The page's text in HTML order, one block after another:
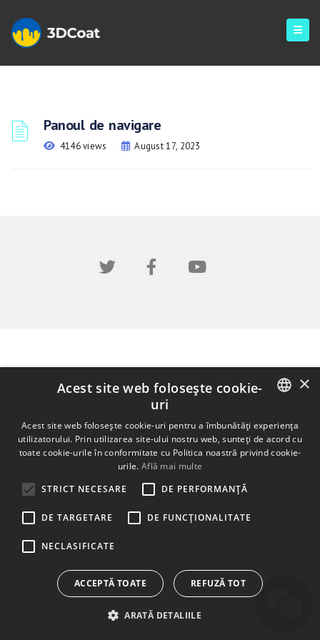
Panoul de navigare
4146 views August 17, 2023
ENGLISH
BULGARIAN
CZECH
DANISH
ESTONIAN
FINNISH
×
Acest site web folosește cookie-
uri
Acest site web folosește cookie-uri pentru a îmbunătăți experiența
utilizatorului. Prin utilizarea site-ului nostru web, sunteți de acord cu
toate cookie-urile în conformitate cu Politica noastră privind cookie-
urile. Află mai multe
STRICT NECESARE
DE PERFORMANȚĂ
DE TARGETARE DE FUNCŢIONALITATE
NECLASIFICATE
ACCEPTĂ TOATE REFUZĂ TOT
ARATĂ DETALIILE